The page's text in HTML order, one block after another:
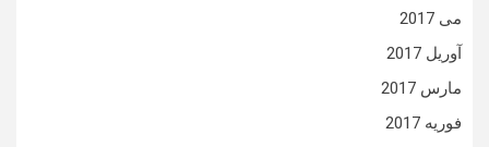
می 2017
آوریل 2017
مارس 2017
فوریه 2017